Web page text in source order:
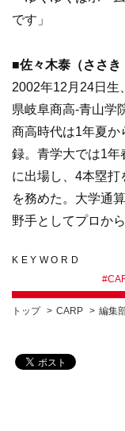
です」
■佐々木泰（ささき
2002年12月24日生
県岐阜商高-青山学
商高時代は1年夏か
録。青学大では1年
に出場し、4本塁
を務めた。大学通
野手としてプロか
KEYWORD
#
トップ CARP 編集